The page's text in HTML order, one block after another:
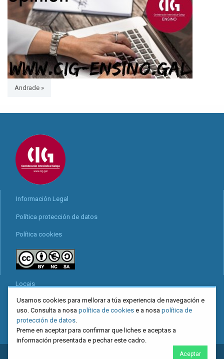
Andrade »
Información Legal
Política protección de datos
Política cookies
Locais
Mapa web
Redes sociais
. Confederación Intersindical Galega - Miguel Ferro Caaveiro
Usamos cookies para mellorar a túa experiencia de navegación e
uso. Consulta a nosa política de cookies e a nosa política de
protección de datos
Preme en aceptar para confirmar que liches e aceptas a
información presentada e pechar este cadro.
Aceptar